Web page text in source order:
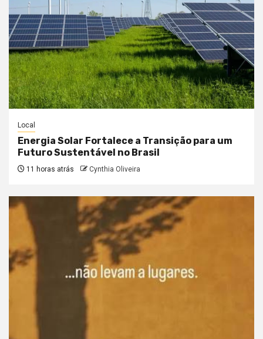
Local
Energia Solar Fortalece a Transição para um
Futuro Sustentável no Brasil
11 horas atrás Cynthia Oliveira